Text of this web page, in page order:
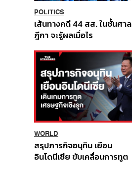
POLITICS
เส้นทางคดี 44 สส. ในชั้นศาล
ฎีกา จะรู้ผลเมื่อไร
WORLD
สรุปภารกิจอนุทิน เยือน
อินโดนีเซีย ขับเคลื่อนการทูต